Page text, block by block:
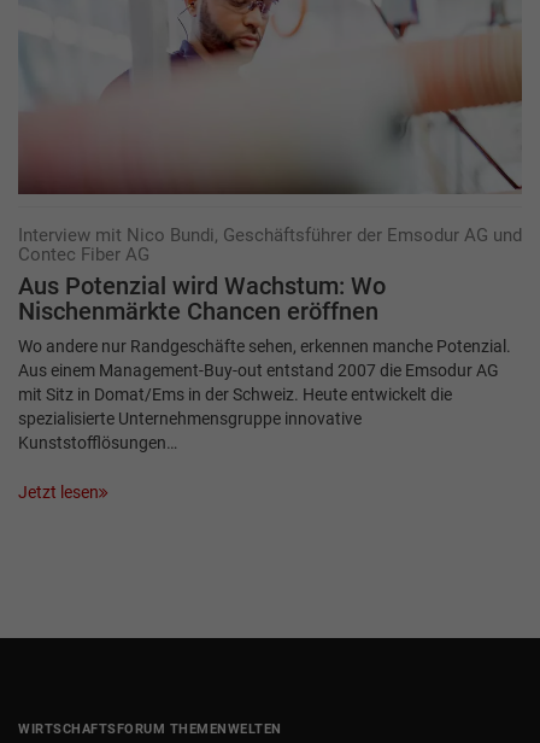
Interview mit Nico Bundi, Geschäftsführer der Emsodur AG und
Contec Fiber AG
Aus Potenzial wird Wachstum: Wo
Nischenmärkte Chancen eröffnen
Wo andere nur Randgeschäfte sehen, erkennen manche Potenzial.
Aus einem Management-Buy-out entstand 2007 die Emsodur AG
mit Sitz in Domat/Ems in der Schweiz. Heute entwickelt die
spezialisierte Unternehmensgruppe innovative
Kunststofflösungen…
Jetzt lesen
WIRTSCHAFTSFORUM THEMENWELTEN